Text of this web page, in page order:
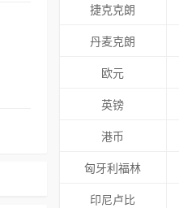
捷克克朗
丹麦克朗
欧元
英镑
港币
匈牙利福林
印尼卢比